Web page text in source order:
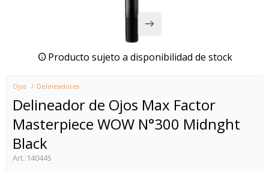
Producto sujeto a disponibilidad de stock
Ojos Delineadores
Delineador de Ojos Max Factor
Masterpiece WOW N°300 Midnght
Black
140445